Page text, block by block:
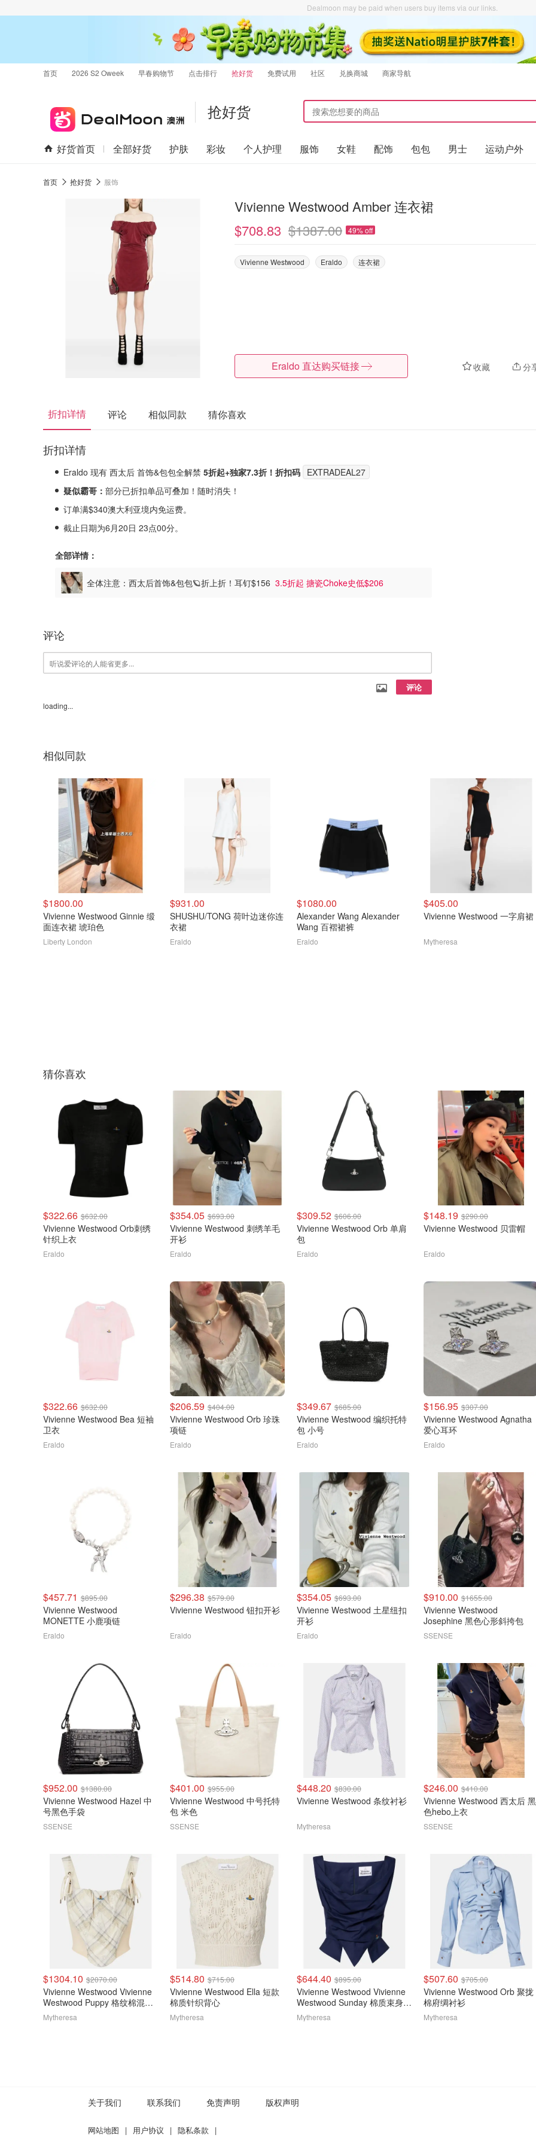
Dealmoon may be paid when users buy items via our links.
首页 2026 S2 Oweek 早春购物节 点击排行 抢好货 免费试用 社区 兑换商城 商家导航
抢好货
好货首页 全部好货 护肤 彩妆 个人护理 服饰 女鞋 配饰 包包 男士 运动户外
首页 抢好货 服饰
Vivienne Westwood Amber 连衣裙
$708.83 $1387.00 49% off
Vivienne Westwood Eraldo 连衣裙
收藏 分
Eraldo 直达购买链接
折扣详情 评论 相似同款 猜你喜欢
折扣详情
Eraldo 现有 西太后 首饰&包包全解禁 5折起+独家7.3折 ！折扣码 EXTRADEAL27
疑似霸哥： 部分已折扣单品可叠加！随时消失！
订单满$340澳大利亚境内免运费。
截止日期为6月20日 23点00分。
全部详情：
全体注意：西太后首饰&包包🪐折上折！耳钉$156 3.5折起 搪瓷Choke史低$206
评论
评论
loading...
相似同款
$1800.00
Vivienne Westwood Ginnie 缎
面连衣裙 琥珀色
Liberty London
$931.00
SHUSHU/TONG 荷叶边迷你连
衣裙
Eraldo
$1080.00
Alexander Wang Alexander
Wang 百褶裙裤
Eraldo
$405.00
Vivienne Westwood 一字肩裙
Mytheresa
猜你喜欢
$322.66 $632.00
Vivienne Westwood Orb刺绣
针织上衣
Eraldo
$354.05 $693.00
Vivienne Westwood 刺绣羊毛
开衫
Eraldo
$309.52 $606.00
Vivienne Westwood Orb 单肩
包
Eraldo
$148.19 $290.00
Vivienne Westwood 贝雷帽
Eraldo
$322.66 $632.00
Vivienne Westwood Bea 短袖
卫衣
Eraldo
$206.59 $404.00
Vivienne Westwood Orb 珍珠
项链
Eraldo
$349.67 $685.00
Vivienne Westwood 编织托特
包 小号
Eraldo
$156.95 $307.00
Vivienne Westwood Agnatha
爱心耳环
Eraldo
$457.71 $895.00
Vivienne Westwood
MONETTE 小鹿项链
Eraldo
$296.38 $579.00
Vivienne Westwood 钮扣开衫
Eraldo
$354.05 $693.00
Vivienne Westwood 土星纽扣
开衫
Eraldo
$910.00 $1655.00
Vivienne Westwood
Josephine 黑色心形斜挎包
SSENSE
$952.00 $1380.00
Vivienne Westwood Hazel 中
号黑色手袋
SSENSE
$401.00 $955.00
Vivienne Westwood 中号托特
包 米色
SSENSE
$448.20 $830.00
Vivienne Westwood 条纹衬衫
Mytheresa
$246.00 $410.00
Vivienne Westwood 西太后 黑
色hebo上衣
SSENSE
$1304.10 $2070.00
Vivienne Westwood Vivienne
Westwood Puppy 格纹棉混纺
上衣
Mytheresa
$514.80 $715.00
Vivienne Westwood Ella 短款
棉质针织背心
Mytheresa
$644.40 $895.00
Vivienne Westwood Vivienne
Westwood Sunday 棉质束身上
衣
Mytheresa
$507.60 $705.00
Vivienne Westwood Orb 聚拢
棉府绸衬衫
Mytheresa
关于我们 联系我们 免责声明 版权声明
网站地图 | 用户协议 | 隐私条款 |